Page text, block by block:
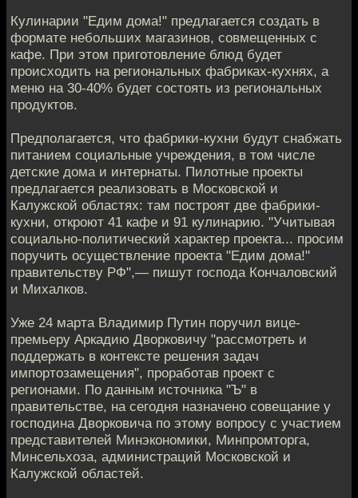
Кулинарии "Едим дома!" предлагается создать в
формате небольших магазинов, совмещенных с
кафе. При этом приготовление блюд будет
происходить на региональных фабриках-кухнях, а
меню на 30-40% будет состоять из региональных
продуктов.
Предполагается, что фабрики-кухни будут снабжать
питанием социальные учреждения, в том числе
детские дома и интернаты. Пилотные проекты
предлагается реализовать в Московской и
Калужской областях: там построят две фабрики-
кухни, откроют 41 кафе и 91 кулинарию. "Учитывая
социально-политический характер проекта... просим
поручить осуществление проекта "Едим дома!"
правительству РФ",— пишут господа Кончаловский
и Михалков.
Уже 24 марта Владимир Путин поручил вице-
премьеру Аркадию Дворковичу "рассмотреть и
поддержать в контексте решения задач
импортозамещения", проработав проект с
регионами. По данным источника "Ъ" в
правительстве, на сегодня назначено совещание у
господина Дворковича по этому вопросу с участием
представителей Минэкономики, Минпромторга,
Минсельхоза, администраций Московской и
Калужской областей.